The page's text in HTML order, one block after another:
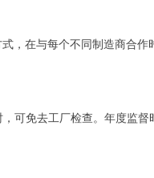
，在与每个不同制造商合作
可免去工厂检查。年度监督